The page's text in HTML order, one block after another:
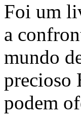
Foi um
a
mundo
precioso
podem